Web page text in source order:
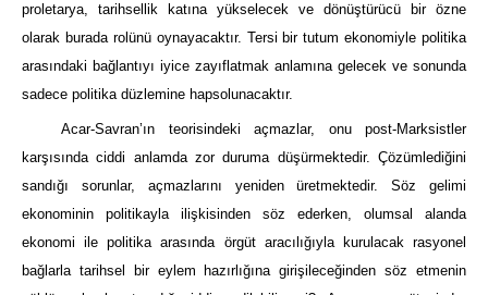
proletarya, tarihsellik katına yükselecek ve dönüştürücü bir özne
olarak burada rolünü oynayacaktır. Tersi bir tutum ekonomiyle politika
arasındaki bağlantıyı iyice zayıflatmak anlamına gelecek ve sonunda
sadece politika düzlemine hapsolunacaktır.
Acar-Savran’ın teorisindeki açmazlar, onu post-Marksistler
karşısında ciddi anlamda zor duruma düşürmektedir. Çözümlediğini
sandığı sorunlar, açmazlarını yeniden üretmektedir. Söz gelimi
ekonominin politikayla ilişkisinden söz ederken, olumsal alanda
ekonomi ile politika arasında örgüt aracılığıyla kurulacak rasyonel
bağlarla tarihsel bir eylem hazırlığına girişileceğinden söz etmenin